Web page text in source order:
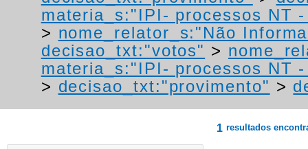
materia_s:"IPI- processos NT
> nome_relator_s:"Não
decisao_txt:"votos" >
materia_s:"IPI- processos NT
> decisao_txt:"provimento" >
1 resultados